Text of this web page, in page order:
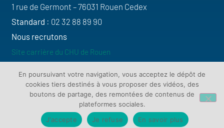
1 rue de Germont – 76031 Rouen Cedex
Standard : 02 32 88 89 90
Nous recrutons
Site carrière du CHU de Rouen
SUIVEZ-NOUS
Plan du siteMentions légales Protection de vos données
En poursuivant votre navigation, vous acceptez le dépôt de
cookies tiers destinés à vous proposer des vidéos, des
boutons de partage, des remontées de contenus de
plateformes sociales.
J'accepte
Je refuse En savoir plus